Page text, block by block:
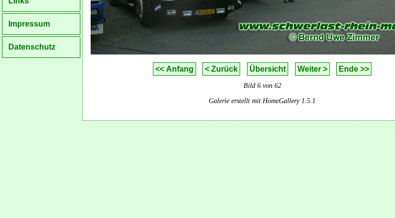
Impressum
Datenschutz
<< Anfang < Zurück Übersicht Weiter > Ende >>
Bild 6 von 62
Galerie erstellt mit HomeGallery 1.5.1